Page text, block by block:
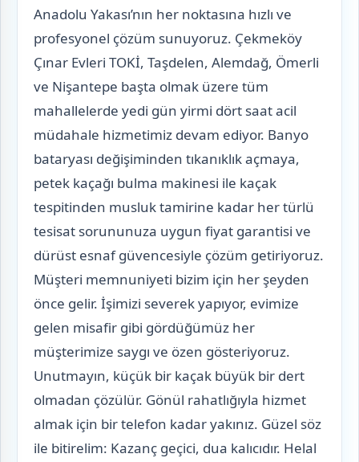
Anadolu Yakası’nın her noktasına hızlı ve
profesyonel çözüm sunuyoruz. Çekmeköy
Çınar Evleri TOKİ, Taşdelen, Alemdağ, Ömerli
ve Nişantepe başta olmak üzere tüm
mahallelerde yedi gün yirmi dört saat acil
müdahale hizmetimiz devam ediyor. Banyo
bataryası değişiminden tıkanıklık açmaya,
petek kaçağı bulma makinesi ile kaçak
tespitinden musluk tamirine kadar her türlü
tesisat sorununuza uygun fiyat garantisi ve
dürüst esnaf güvencesiyle çözüm getiriyoruz.
Müşteri memnuniyeti bizim için her şeyden
önce gelir. İşimizi severek yapıyor, evimize
gelen misafir gibi gördüğümüz her
müşterimize saygı ve özen gösteriyoruz.
Unutmayın, küçük bir kaçak büyük bir dert
olmadan çözülür. Gönül rahatlığıyla hizmet
almak için bir telefon kadar yakınız. Güzel söz
ile bitirelim: Kazanç geçici, dua kalıcıdır. Helal